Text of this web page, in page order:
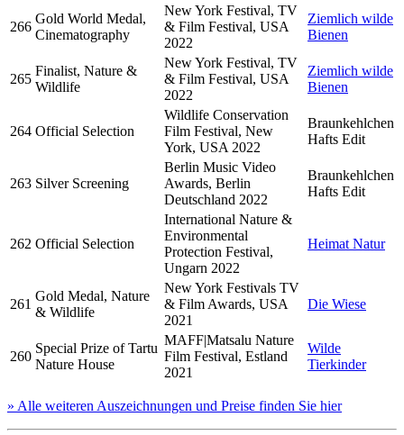
266
Gold World Medal,
Cinematography
New York Festival, TV
& Film Festival, USA
2022
Ziemlich wilde
Bienen
265
Finalist, Nature &
Wildlife
New York Festival, TV
& Film Festival, USA
2022
Ziemlich wilde
Bienen
264 Official Selection
Wildlife Conservation
Film Festival, New
York, USA 2022
Braunkehlchen
Hafts Edit
263 Silver Screening
Berlin Music Video
Awards, Berlin
Deutschland 2022
Braunkehlchen
Hafts Edit
262 Official Selection
International Nature &
Environmental
Protection Festival,
Ungarn 2022
Heimat Natur
261
Gold Medal, Nature
& Wildlife
New York Festivals TV
& Film Awards, USA
2021
Die Wiese
260
Special Prize of Tartu
Nature House
MAFF|Matsalu Nature
Film Festival, Estland
2021
Wilde
Tierkinder
» Alle weiteren Auszeichnungen und Preise finden Sie hier